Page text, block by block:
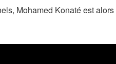
Mohamed Konaté est alors